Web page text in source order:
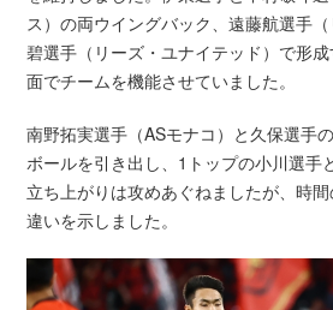
ス）の両ウイングバック、遠藤航選手
碧選手（リーズ・ユナイテッド）で形
面でチームを機能させていました。
南野拓実選手（ASモナコ）と久保選手
ボールを引き出し、1トップの小川選手
立ち上がりは攻めあぐねましたが、時
違いを示しました。